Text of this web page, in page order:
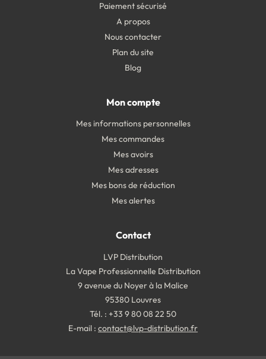
Paiement sécurisé
A propos
Nous contacter
Plan du site
Blog
Mon compte
Mes informations personnelles
Mes commandes
Mes avoirs
Mes adresses
Mes bons de réduction
Mes alertes
Contact
LVP Distribution
La Vape Professionnelle Distribution
9 avenue du Noyer à la Malice
95380 Louvres
Tél. : +33 9 80 08 22 50
E-mail : contact@lvp-distribution.fr